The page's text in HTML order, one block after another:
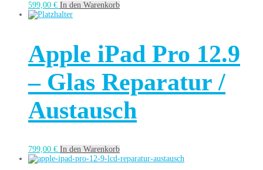
599,00 € In den Warenkorb
Apple iPad Pro 12.9
– Glas Reparatur /
Austausch
799,00 € In den Warenkorb